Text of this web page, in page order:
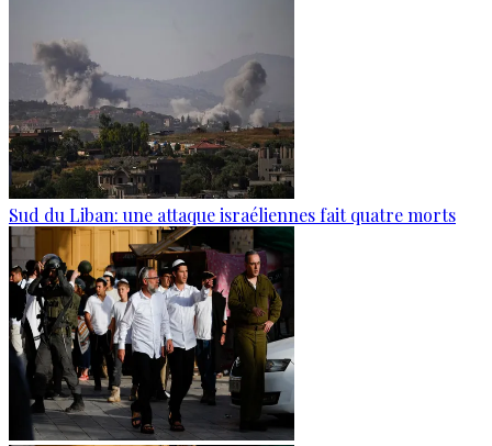
Sud du Liban: une attaque israéliennes fait quatre morts